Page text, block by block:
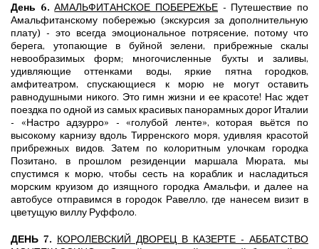
День 6. АМАЛЬФИТАНСКОЕ ПОБЕРЕЖЬЕ - Путешествие по
Амальфитанскому побережью (экскурсия за дополнительную
плату) - это всегда эмоциональное потрясение, потому что
берега, утопающие в буйной зелени, прибрежные скалы
невообразимых форм; многочисленные бухты и заливы,
удивляющие оттенками воды, яркие пятна городков,
амфитеатром, спускающиеся к морю не могут оставить
равнодушными никого. Это гимн жизни и ее красоте! Нас ждет
поездка по одной из самых красивых панорамных дорог Италии
- «Настро адзурро» - «голубой ленте», которая вьётся по
высокому карнизу вдоль Тирренского моря, удивляя красотой
прибрежных видов. Затем по колоритным улочкам городка
Позитано, в прошлом резиденции маршала Мюрата, мы
спустимся к морю, чтобы сесть на кораблик и насладиться
морским круизом до изящного городка Амальфи, и далее на
автобусе отправимся в городок Равелло, где нанесем визит в
цветущую виллу Руффоло.
ДЕНЬ 7. КОРОЛЕВСКИЙ ДВОРЕЦ В КАЗЕРТЕ - АББАТСТВО